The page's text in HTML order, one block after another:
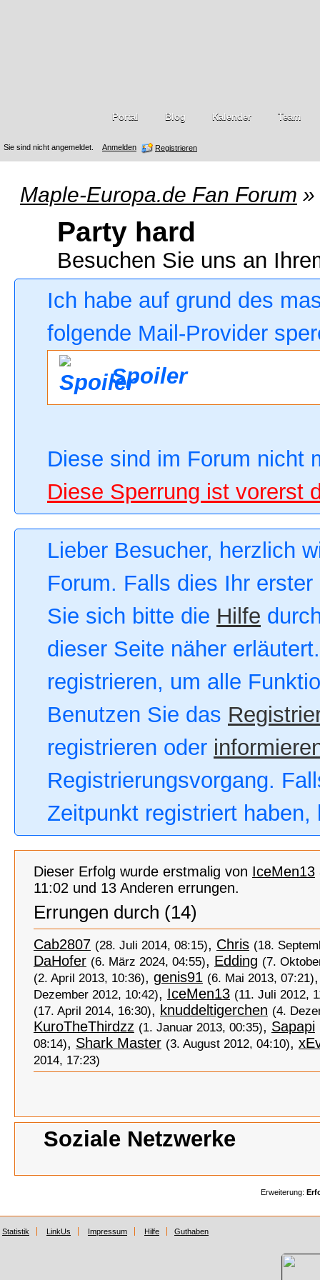
Sie sind nicht angemeldet. Anmelden Registrieren
Portal Blog Kalender Team
Maple-Europa.de Fan Forum »
Party hard
Besuchen Sie uns an
Ich habe auf grund des
folgende Mail-Provider
Spoiler
Diese sind im Forum nicht
Diese Sperrung ist vorerst
Lieber Besucher, herzlich
Forum. Falls dies Ihr
Sie sich bitte die Hilfe
dieser Seite näher
registrieren, um alle
Benutzen Sie das
registrieren oder
Registrierungsvorgang.
Zeitpunkt registriert
Dieser Erfolg wurde erstmalig von IceMen13
11:02 und 13 Anderen errungen.
Errungen durch (14)
Cab2807 (28. Juli 2014, 08:15), Chris (18.
DaHofer (6. März 2024, 04:55), Edding (7.
(2. April 2013, 10:36), genis91 (6. Mai 2013, 07:21)
Dezember 2012, 10:42), IceMen13 (11. Juli 2012,
(17. April 2014, 16:30), knuddeltigerchen (4.
KuroTheThirdzz (1. Januar 2013, 00:35), Sapapi
08:14), Shark Master (3. August 2012, 04:10),
2014, 17:23)
Soziale Netzwerke
Erweiterung:
Statistik LinkUs Impressum Hilfe Guthaben